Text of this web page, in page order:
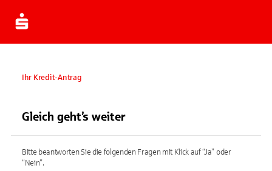
Ihr Kredit-Antrag
Gleich geht’s weiter
Bitte beantworten Sie die folgenden Fragen mit Klick auf “Ja” oder
“Nein”.